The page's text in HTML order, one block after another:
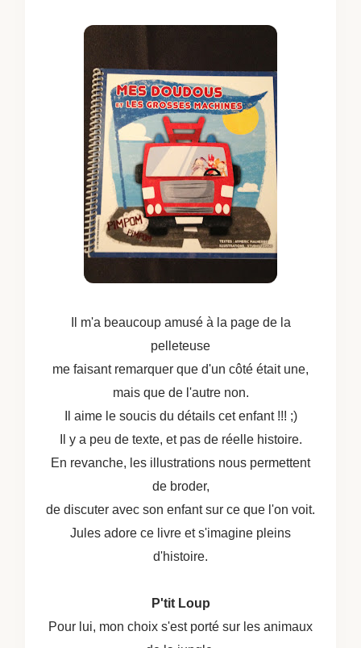
Il m'a beaucoup amusé à la page de la
pelleteuse
me faisant remarquer que d'un côté était une,
mais que de l'autre non.
Il aime le soucis du détails cet enfant !!! ;)
Il y a peu de texte, et pas de réelle histoire.
En revanche, les illustrations nous permettent
de broder,
de discuter avec son enfant sur ce que l'on voit.
Jules adore ce livre et s'imagine pleins
d'histoire.
P'tit Loup
Pour lui, mon choix s'est porté sur les animaux